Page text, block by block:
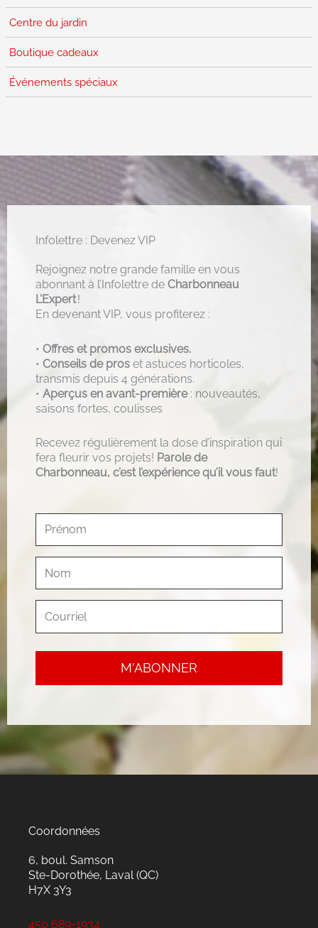
Centre du jardin
Boutique cadeaux
Événements spéciaux
Infolettre : Devenez VIP
Rejoignez notre grande famille en vous
abonnant à l’Infolettre de Charbonneau
L’Expert!
En devenant VIP, vous profiterez :
• Offres et promos exclusives.
• Conseils de pros et astuces horticoles,
transmis depuis 4 générations.
• Aperçus en avant-première: nouveautés,
saisons fortes, coulisses
Recevez régulièrement la dose d’inspiration qui
fera fleurir vos projets! Parole de
Charbonneau, c’est l’expérience qu’il vous faut!
Coordonnées
6, boul. Samson
Ste-Dorothée, Laval (QC)
H7X 3Y3
450 689-1934